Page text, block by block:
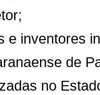
e inventores
de
no